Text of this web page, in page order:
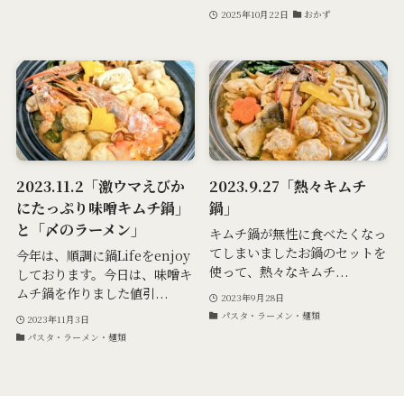
2025年10月22日 おかず
2023.11.2「激ウマえびか
にたっぷり味噌キムチ鍋」
と「〆のラーメン」
今年は、順調に鍋Lifeをenjoy
しております。今日は、味噌キ
ムチ鍋を作りました値引...
2023年11月3日
パスタ・ラーメン・麺類
2023.9.27「熱々キムチ
鍋」
キムチ鍋が無性に食べたくなっ
てしまいましたお鍋のセットを
使って、熱々なキムチ...
2023年9月28日
パスタ・ラーメン・麺類